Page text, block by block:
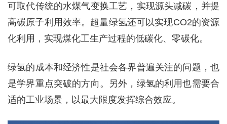
可取代传统的水煤气变换工艺，实现源头减碳，并提
高碳原子利用效率。超量绿氢还可以实现CO2的资源
化利用，实现煤化工生产过程的低碳化、零碳化。
绿氢的成本和经济性是社会各界普遍关注的问题，也
是学界重点突破的方向。另外，绿氢的利用也需要合
适的工业场景，以最大限度发挥综合效应。